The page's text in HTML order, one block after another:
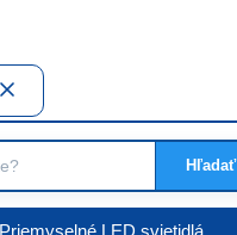
Hľadať